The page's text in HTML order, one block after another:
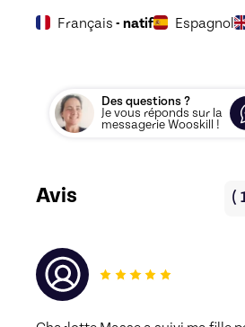
Français - natif Espagnol
Des questions ?
Je vous réponds sur la
messagerie Wooskill !
Avis (